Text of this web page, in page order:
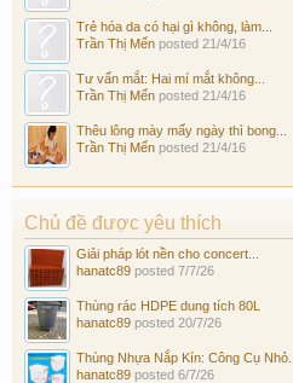
Trẻ hóa da có hại gì không, làm...
Trần Thị Mến posted 21/4/16
Tư vấn mắt: Hai mí mắt không...
Trần Thị Mến posted 21/4/16
Thêu lông mày mấy ngày thì bong...
Trần Thị Mến posted 21/4/16
Chủ đề được yêu thích
Giải pháp lót nền cho concert...
hanatc89 posted 7/7/26
Thùng rác HDPE dung tích 80L
hanatc89 posted 20/7/26
Thùng Nhựa Nắp Kín: Công Cụ Nhỏ...
hanatc89 posted 6/7/26